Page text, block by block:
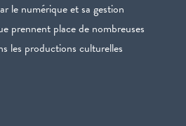
le numérique et sa gestion
prennent place de nombreuses
les productions culturelles